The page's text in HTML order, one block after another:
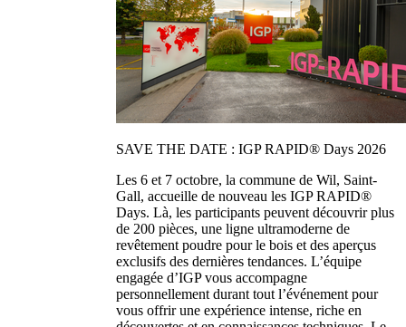
SAVE THE DATE : IGP RAPID® Days 2026
Les 6 et 7 octobre, la commune de Wil, Saint-
Gall, accueille de nouveau les IGP RAPID®
Days. Là, les participants peuvent découvrir plus
de 200 pièces, une ligne ultramoderne de
revêtement poudre pour le bois et des aperçus
exclusifs des dernières tendances. L’équipe
engagée d’IGP vous accompagne
personnellement durant tout l’événement pour
vous offrir une expérience intense, riche en